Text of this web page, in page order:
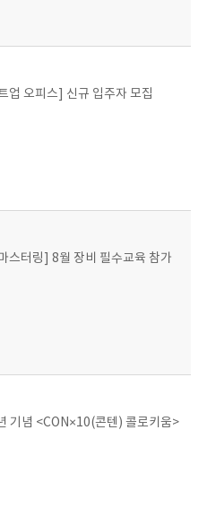
업 오피스] 신규 입주자 모집
스터링] 8월 장비 필수교육 참가
기념 <CON×10(콘텐) 콜로키움>